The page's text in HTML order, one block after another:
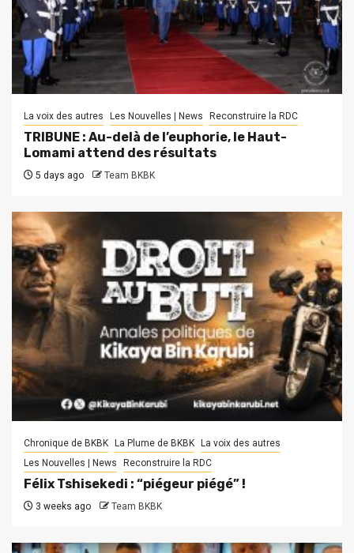
La voix des autres Les Nouvelles | News Reconstruire la RDC
TRIBUNE : Au-delà de l’euphorie, le Haut-
Lomami attend des résultats
5 days ago Team BKBK
Chronique de BKBK La Plume de BKBK
La voix des autres
Les Nouvelles | News
Reconstruire la RDC
Félix Tshisekedi : “piégeur piégé” !
3 weeks ago Team BKBK